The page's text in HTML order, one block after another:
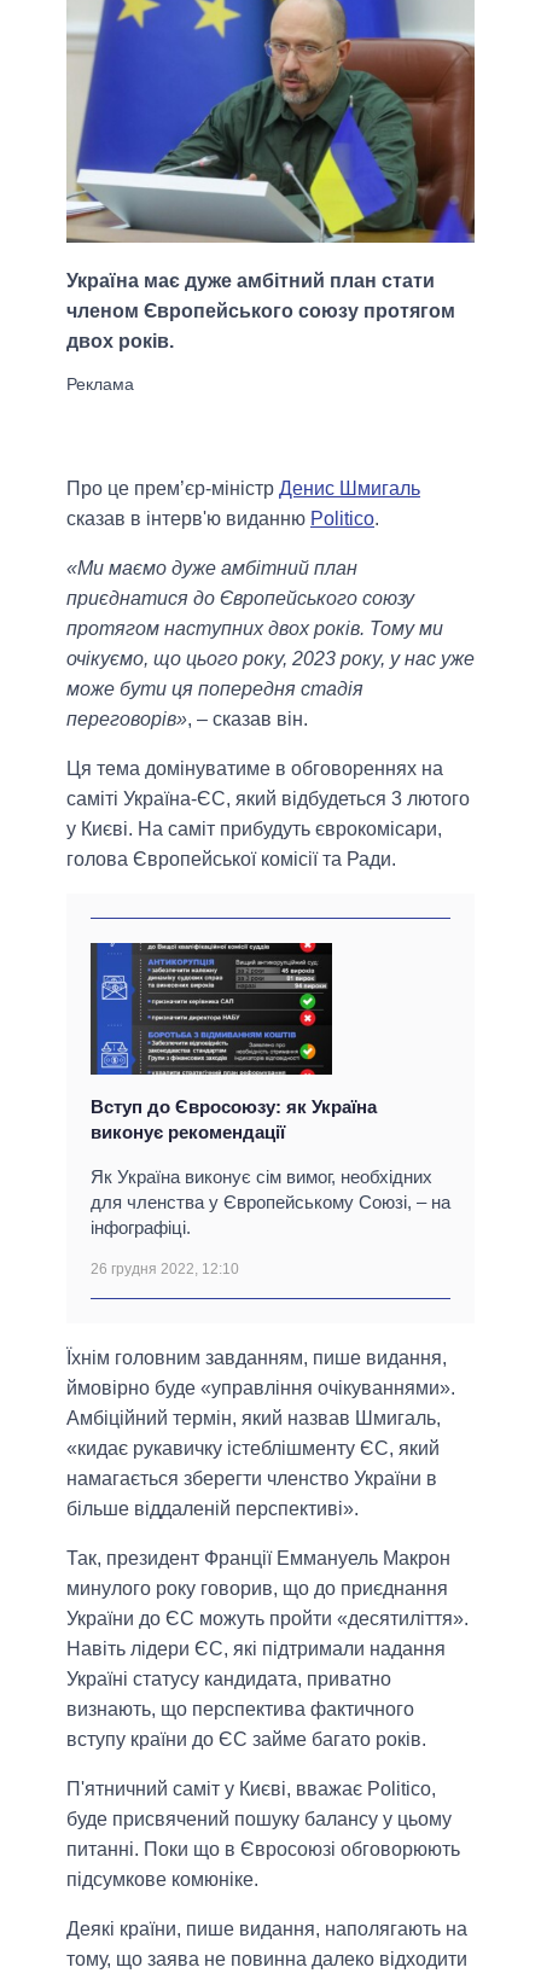
Україна має дуже амбітний план стати
членом Європейського союзу протягом
двох років.
Про це прем’єр-міністр Денис Шмигаль
сказав в інтерв'ю виданню Politico.
«Ми маємо дуже амбітний план
приєднатися до Європейського союзу
протягом наступних двох років. Тому ми
очікуємо, що цього року, 2023 року, у нас уже
може бути ця попередня стадія
переговорів», – сказав він.
Ця тема домінуватиме в обговореннях на
саміті Україна-ЄС, який відбудеться 3 лютого
у Києві. На саміт прибудуть єврокомісари,
голова Європейської комісії та Ради.
Вступ до Євросоюзу: як Україна
виконує рекомендації
Як Україна виконує сім вимог, необхідних
для членства у Європейському Союзі, – на
інфографіці.
26 грудня 2022, 12:10
Їхнім головним завданням, пише видання,
ймовірно буде «управління очікуваннями».
Амбіційний термін, який назвав Шмигаль,
«кидає рукавичку істеблішменту ЄС, який
намагається зберегти членство України в
більше віддаленій перспективі».
Так, президент Франції Еммануель Макрон
минулого року говорив, що до приєднання
України до ЄС можуть пройти «десятиліття».
Навіть лідери ЄС, які підтримали надання
Україні статусу кандидата, приватно
визнають, що перспектива фактичного
вступу країни до ЄС займе багато років.
П'ятничний саміт у Києві, вважає Politico,
буде присвячений пошуку балансу у цьому
питанні. Поки що в Євросоюзі обговорюють
підсумкове комюніке.
Деякі країни, пише видання, наполягають на
тому, що заява не повинна далеко відходити